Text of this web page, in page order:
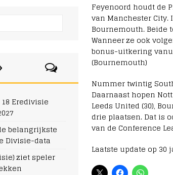
Feyenoord houdt de
van Manchester City.
Bournemouth. Beide
Wanneer ze ook
bonus-uitkering
(Bournemouth)
Nummer twintig
Daarnaast hopen
Leeds United (30),
drie plaatsen. Dat is
van de Conference
Laatste update op 30
18 Eredivisie
belangrijkste
Divisie-data
ziet speler